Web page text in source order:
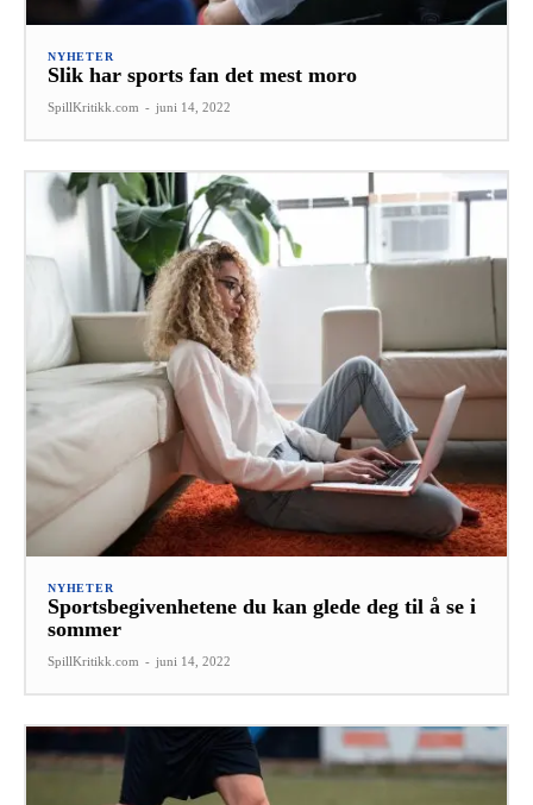
NYHETER
Slik har sports fan det mest moro
SpillKritikk.com - juni 14, 2022
NYHETER
Sportsbegivenhetene du kan glede deg til å se i
sommer
SpillKritikk.com - juni 14, 2022